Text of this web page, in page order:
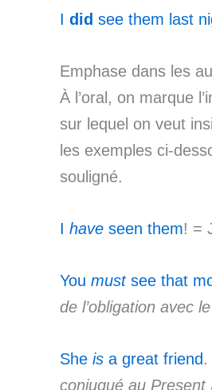
I did see them last
Emphase dans les
À l’oral, on marque
sur lequel on veut
les exemples ci-
souligné.
I have seen them! =
You mustsee that
de l’obligation avec
She is a great friend .
conjugué au Present